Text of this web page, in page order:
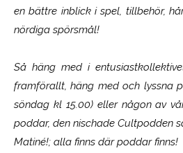
en bättre inblick i spel, tillbehör,
nördiga spörsmål!
Så häng med i
framförallt, häng med och lyssna
söndag kl 15.00) eller någon av
poddar, den nischade Cultpodden
Matiné!; alla finns där poddar finns!